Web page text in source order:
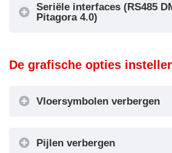
verdiepingindicator
Weergaveconfiguratie
Seriële interfaces (RS485
Pitagora 4.0)
verdiepingindicator
De grafische opties
Vloersymbolen verbergen
Pijlen verbergen